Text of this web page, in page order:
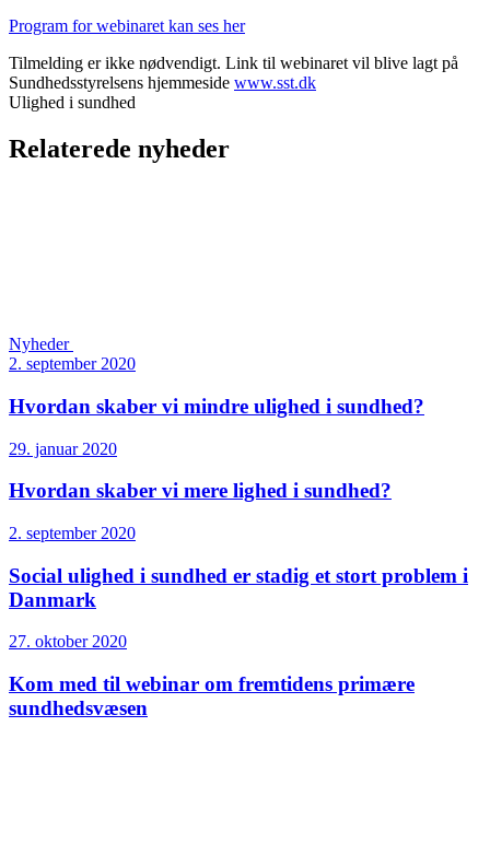
Program for webinaret kan ses her
Tilmelding er ikke nødvendigt. Link til webinaret vil blive lagt på
Sundhedsstyrelsens hjemmeside www.sst.dk
Ulighed i sundhed
Relaterede nyheder
Nyheder
2. september 2020
Hvordan skaber vi mindre ulighed i sundhed?
29. januar 2020
Hvordan skaber vi mere lighed i sundhed?
2. september 2020
Social ulighed i sundhed er stadig et stort problem i
Danmark
27. oktober 2020
Kom med til webinar om fremtidens primære
sundhedsvæsen